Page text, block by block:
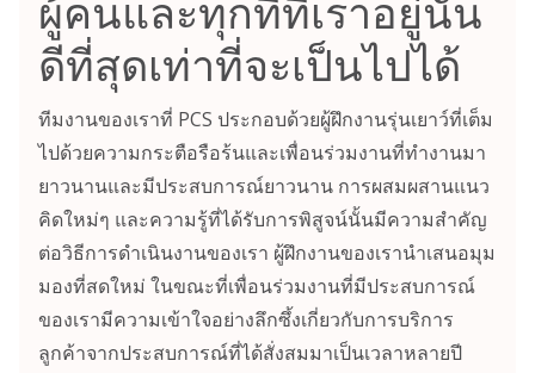
ผู้คนและทุกที่ที่เราอยู่นั้น
ดีที่สุดเท่าที่จะเป็นไปได้
ทีมงานของเราที่ PCS ประกอบด้วยผู้ฝึกงานรุ่นเยาว์ที่เต็ม
ไปด้วยความกระตือรือร้นและเพื่อนร่วมงานที่ทำงานมา
ยาวนานและมีประสบการณ์ยาวนาน การผสมผสานแนว
คิดใหม่ๆ และความรู้ที่ได้รับการพิสูจน์นั้นมีความสำคัญ
ต่อวิธีการดำเนินงานของเรา ผู้ฝึกงานของเรานำเสนอมุม
มองที่สดใหม่ ในขณะที่เพื่อนร่วมงานที่มีประสบการณ์
ของเรามีความเข้าใจอย่างลึกซึ้งเกี่ยวกับการบริการ
ลูกค้าจากประสบการณ์ที่ได้สั่งสมมาเป็นเวลาหลายปี